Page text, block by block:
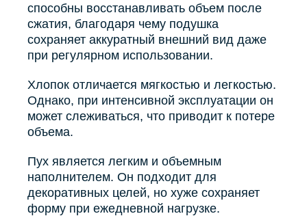
способны восстанавливать объем после
сжатия, благодаря чему подушка
сохраняет аккуратный внешний вид даже
при регулярном использовании.
Хлопок отличается мягкостью и легкостью.
Однако, при интенсивной эксплуатации он
может слеживаться, что приводит к потере
объема.
Пух является легким и объемным
наполнителем. Он подходит для
декоративных целей, но хуже сохраняет
форму при ежедневной нагрузке.